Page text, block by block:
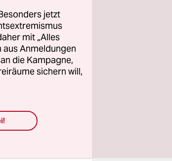
jetzt
mit „Alles
aus Anmeldungen
die Kampagne,
sichern will,